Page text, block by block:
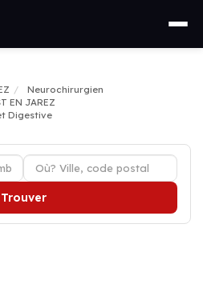
Neurochirurgien
EN JAREZ
Digestive
Trouver